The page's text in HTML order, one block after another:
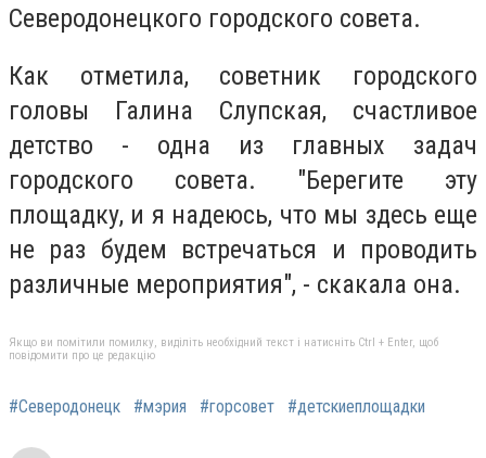
Северодонецкого городского совета.
Как отметила, советник городского
головы Галина Слупская, счастливое
детство - одна из главных задач
городского совета. "Берегите эту
площадку, и я надеюсь, что мы здесь еще
не раз будем встречаться и проводить
различные мероприятия", - скакала она.
Якщо ви помітили помилку, виділіть необхідний текст і натисніть Ctrl + Enter, щоб
повідомити про це редакцію
#Северодонецк #мэрия #горсовет #детскиеплощадки